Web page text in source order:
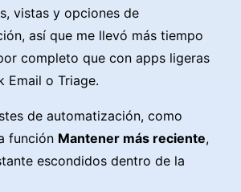
vistas y opciones de
así que me llevó más tiempo
completo que con apps ligeras
Email o Triage.
de automatización, como
función Mantener más reciente,
escondidos dentro de la